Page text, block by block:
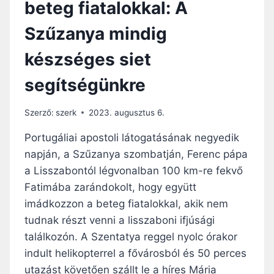
Y
Í
T
T
T
R
Ó
M
B
N
M
E
L
Y
L
K
Z
S
S
É
Ü
N
K
B
beteg fiatalokkal: A
Szűzanya mindig
készséges siet
segítségünkre
Szerző: szerk 2023. augusztus 6.
Portugáliai apostoli látogatásának negyedik
napján, a Szűzanya szombatján, Ferenc pápa
a Lisszabontól légvonalban 100 km-re fekvő
Fatimába zarándokolt, hogy együtt
imádkozzon a beteg fiatalokkal, akik nem
tudnak részt venni a lisszaboni ifjúsági
találkozón. A Szentatya reggel nyolc órakor
indult helikopterrel a fővárosból és 50 perces
utazást követően szállt le a híres Mária